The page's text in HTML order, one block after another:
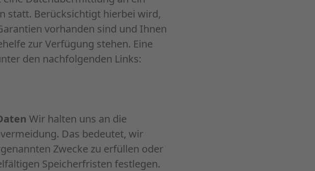
statt. Berücksichtigt hierbei wird,
vorhanden sind und Ihnen
zur Verfügung stehen. Eine
den nachfolgenden Links:
Wir halten uns an die
Das bedeutet, wir
Zwecke zu erfüllen oder
Speicherfristen festlegen.